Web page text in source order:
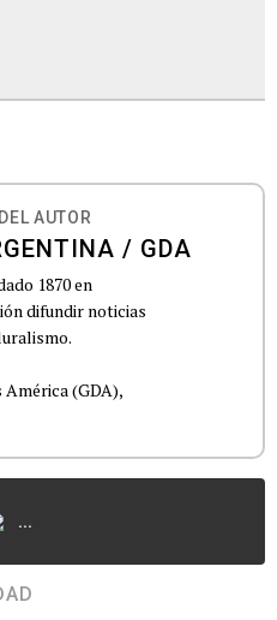
AUTOR
/ GDA
1870 en
difundir noticias
(GDA),
...